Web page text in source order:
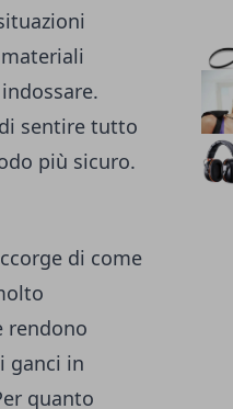
sentire tutto
più sicuro.
di come
rendono
ganci in
quanto